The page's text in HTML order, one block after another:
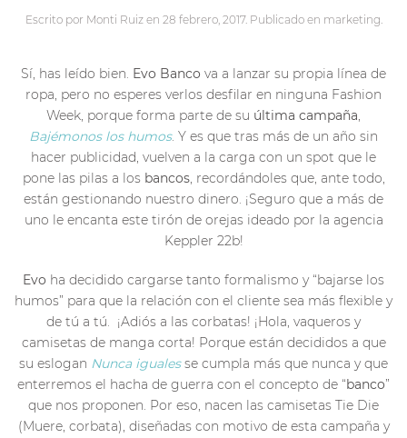
Escrito por Monti Ruizen 28 febrero, 2017. Publicado en marketing.
Sí, has leído bien. Evo Banco va a lanzar su propia línea de
ropa, pero no esperes verlos desfilar en ninguna Fashion
Week, porque forma parte de su última campaña,
Bajémonos los humos. Y es que tras más de un año sin
hacer publicidad, vuelven a la carga con un spot que le
pone las pilas a los bancos, recordándoles que, ante todo,
están gestionando nuestro dinero. ¡Seguro que a más de
uno le encanta este tirón de orejas ideado por la agencia
Keppler 22b!
Evo ha decidido cargarse tanto formalismo y “bajarse los
humos” para que la relación con el cliente sea más flexible y
de tú a tú. ¡Adiós a las corbatas! ¡Hola, vaqueros y
camisetas de manga corta! Porque están decididos a que
su eslogan Nunca igualesse cumpla más que nunca y que
enterremos el hacha de guerra con el concepto de “banco”
que nos proponen. Por eso, nacen las camisetas Tie Die
(Muere, corbata), diseñadas con motivo de esta campaña y